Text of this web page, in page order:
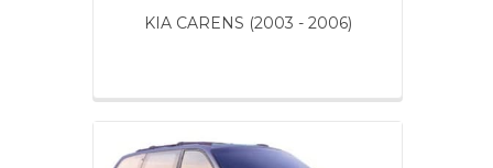
KIA CARENS (2003 - 2006)